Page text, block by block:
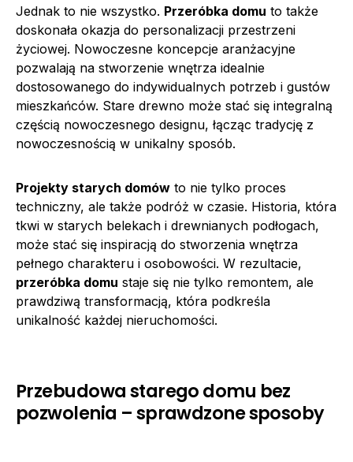
Jednak to nie wszystko. Przeróbka domu to także
doskonała okazja do personalizacji przestrzeni
życiowej. Nowoczesne koncepcje aranżacyjne
pozwalają na stworzenie wnętrza idealnie
dostosowanego do indywidualnych potrzeb i gustów
mieszkańców. Stare drewno może stać się integralną
częścią nowoczesnego designu, łącząc tradycję z
nowoczesnością w unikalny sposób.
Projekty starych domów to nie tylko proces
techniczny, ale także podróż w czasie. Historia, która
tkwi w starych belekach i drewnianych podłogach,
może stać się inspiracją do stworzenia wnętrza
pełnego charakteru i osobowości. W rezultacie,
przeróbka domu staje się nie tylko remontem, ale
prawdziwą transformacją, która podkreśla
unikalność każdej nieruchomości.
Przebudowa starego domu bez
pozwolenia – sprawdzone sposoby